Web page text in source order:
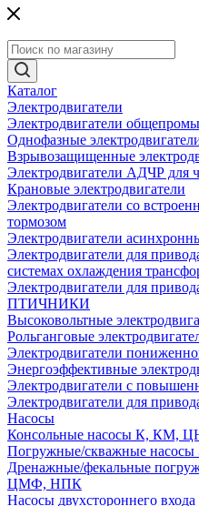
Каталог
Электродвигатели
Электродвигатели
Однофазные
Взрывозащищенные
Электродвигатели АДЧР для
Крановые электродвигатели
Электродвигатели со
тормозом
Электродвигатели
Электродвигатели для
системах охлаждения
Электродвигатели для
ПТИЧНИКИ
Высоковольтные
Рольганговые
Электродвигатели
Энергоэффективные
Электродвигатели с
Электродвигатели для
Насосы
Консольные насосы К, КМ,
Погружные/скважные
Дренажные/фекальные
ЦМФ, НПК
Насосы двухстороннего